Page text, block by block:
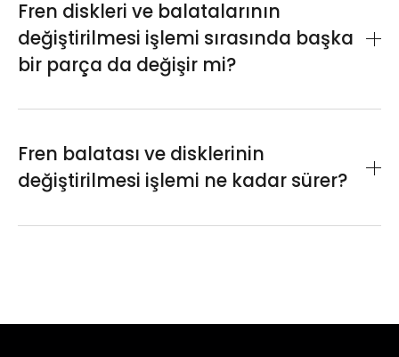
imkan tanır ve fren tutuşunu belirgin şekilde
iyileştirir.
Fren diskleri ve balatalarının
değiştirilmesi işlemi sırasında başka
bir parça da değişir mi?
el fren ayarı ya da kaliper kontrolü gibi
tamamlayıcı parça ya da sıvılar da incelenip
değiştirilir.
Fren balatası ve disklerinin
değiştirilmesi işlemi ne kadar sürer?